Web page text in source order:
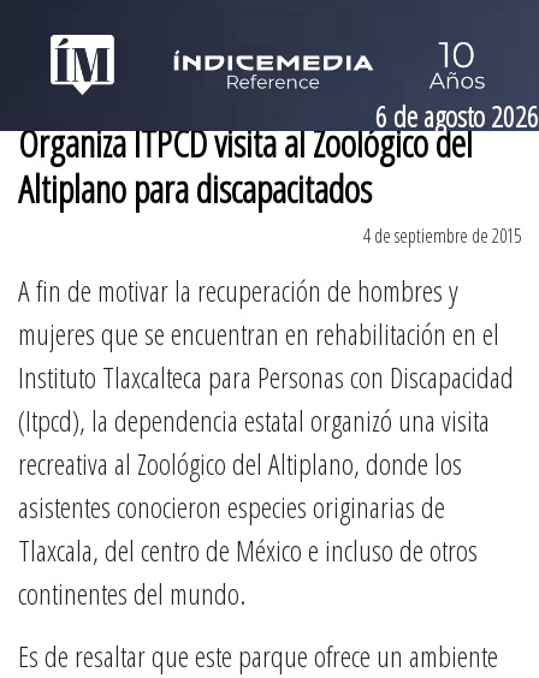
6 de agosto 2026
Organiza ITPCD visita al Zoológico del
Altiplano para discapacitados
4 de septiembre de 2015
A fin de motivar la recuperación de hombres y
mujeres que se encuentran en rehabilitación en el
Instituto Tlaxcalteca para Personas con Discapacidad
(Itpcd), la dependencia estatal organizó una visita
recreativa al Zoológico del Altiplano, donde los
asistentes conocieron especies originarias de
Tlaxcala, del centro de México e incluso de otros
continentes del mundo.
Es de resaltar que este parque ofrece un ambiente